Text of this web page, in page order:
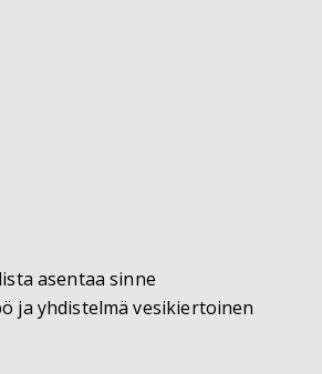
asentaa sinne
ja yhdistelmä vesikiertoinen